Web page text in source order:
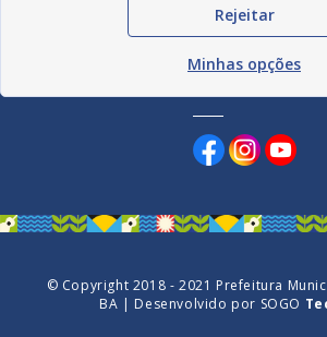
© Copyright 2018 - 2021 Prefeitura
BA | Desenvolvido por SOGO
Rejeitar
Minhas opções